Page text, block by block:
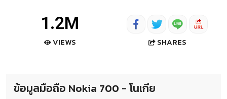
1.2M
VIEWS SHARES
ข้อมูลมือถือ Nokia 700 - โนเกีย